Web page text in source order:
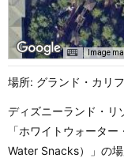
Image
場所: グランド・カリ
ディズニーランド・リ
「ホワイトウォータ
Water Snacks）」の